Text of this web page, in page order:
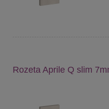
Rozeta Aprile Q slim